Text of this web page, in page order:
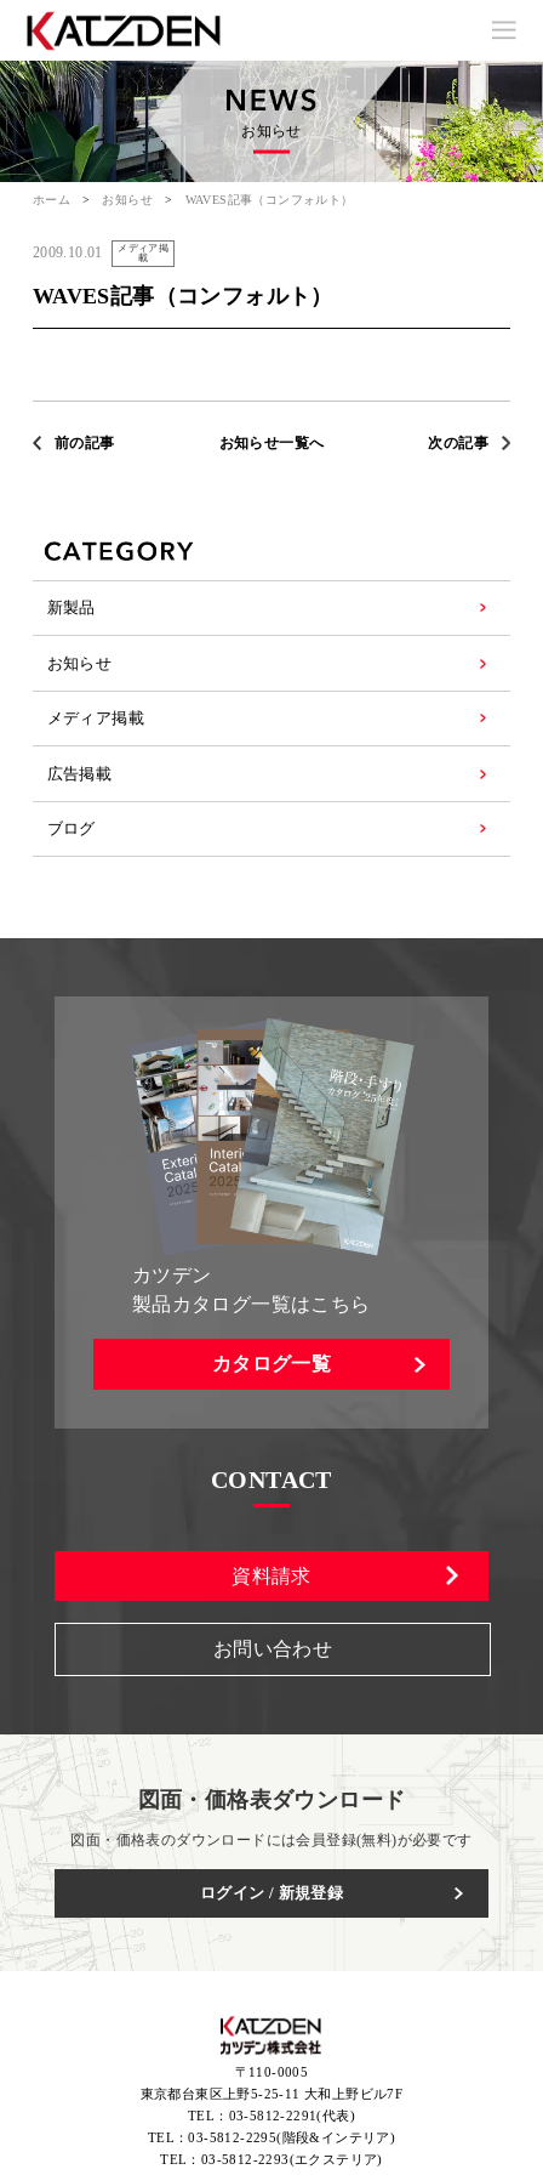
お知らせ
ホーム お知らせ WAVES記事（コンフォルト）
2009.10.01
メディア掲
載
WAVES記事（コンフォルト）
前の記事 お知らせ一覧へ 次の記事
新製品
お知らせ
メディア掲載
広告掲載
ブログ
カツデン
製品カタログ一覧はこちら
カタログ一覧
CONTACT
資料請求
お問い合わせ
図面・価格表ダウンロード
図面・価格表のダウンロードには会員登録(無料)が必要です
ログイン / 新規登録
〒110-0005
東京都台東区上野5-25-11 大和上野ビル7F
TEL： 03-5812-2291(代表)
TEL：03-5812-2295(階段&インテリア)
TEL： 03-5812-2293(エクステリア)